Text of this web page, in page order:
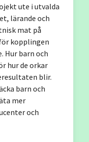
ute i utvalda
lärande och
mat på
kopplingen
Hur barn och
hur de orkar
blir.
barn och
mer
och